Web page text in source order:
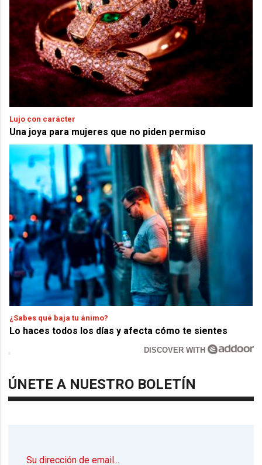
Lujo con carácter
Una joya para mujeres que no piden permiso
¿Sabes qué baja tu ánimo?
Lo haces todos los días y afecta cómo te sientes
DISCOVER WITH
ÚNETE A NUESTRO BOLETÍN